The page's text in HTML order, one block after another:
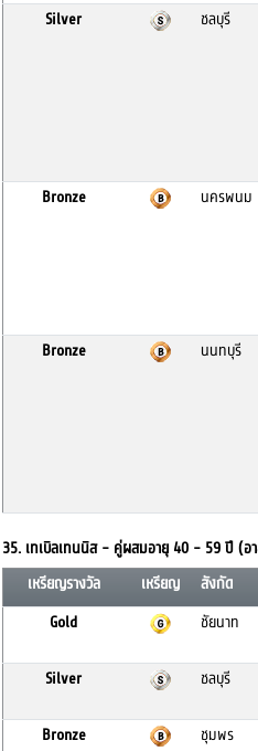
Silver
ชลบุรี
Bronze
นครพนม
Bronze
นนทบุรี
35. เทเบิลเทนนิส - คู่ผสมอายุ 40 - 59 ปี (อ
เหรียญรางวัล
เหรียญ สังกัด
Gold
ชัยนาท
Silver
ชลบุรี
Bronze
ชุมพร